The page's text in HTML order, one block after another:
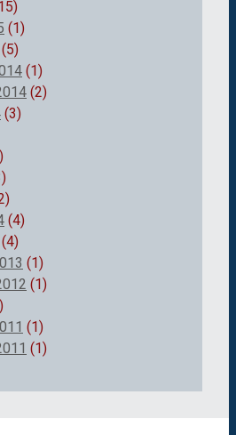
(1)
(5)
(1)
(2)
(3)
(4)
(4)
(1)
(1)
(1)
(1)